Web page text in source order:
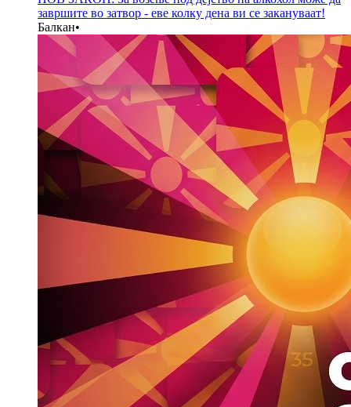
завршите во затвор - еве колку дена ви се закануваат!
Балкан•